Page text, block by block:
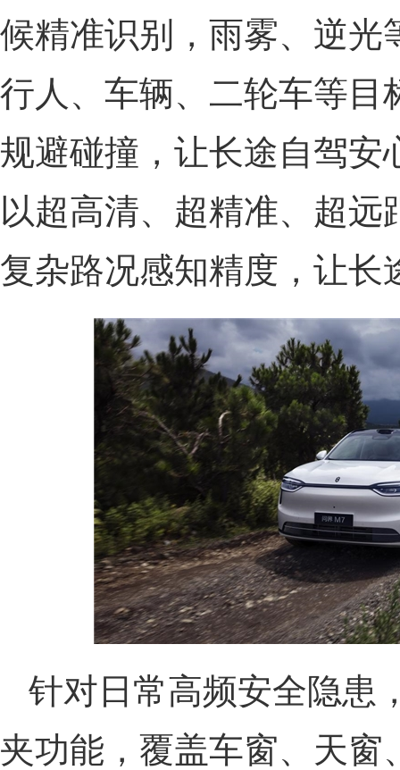
候精准识别，雨雾、逆光
行人、车辆、二轮车等目
规避碰撞，让长途自驾安
以超高清、超精准、超
复杂路况感知精度，让长
针对日常高频安全隐患
夹功能，覆盖车窗、天窗